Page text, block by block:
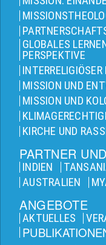
GLOBALES
PERSPEKTIVE
INTERRELIGIÖSER
MISSION UND
MISSION UND
KIRCHE UND
PARTNER
INDIEN
AUSTRALIEN
ANGEBOTE
AKTUELLES